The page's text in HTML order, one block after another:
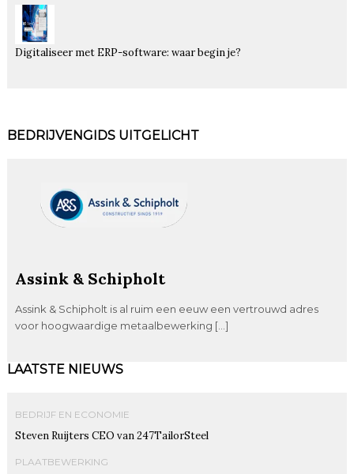
Digitaliseer met ERP-software: waar begin je?
BEDRIJVENGIDS UITGELICHT
Assink & Schipholt
Assink & Schipholt is al ruim een eeuw een vertrouwd adres
voor hoogwaardige metaalbewerking […]
LAATSTE NIEUWS
BEDRIJF EN ECONOMIE
Steven Ruijters CEO van 247TailorSteel
PLAATBEWERKING